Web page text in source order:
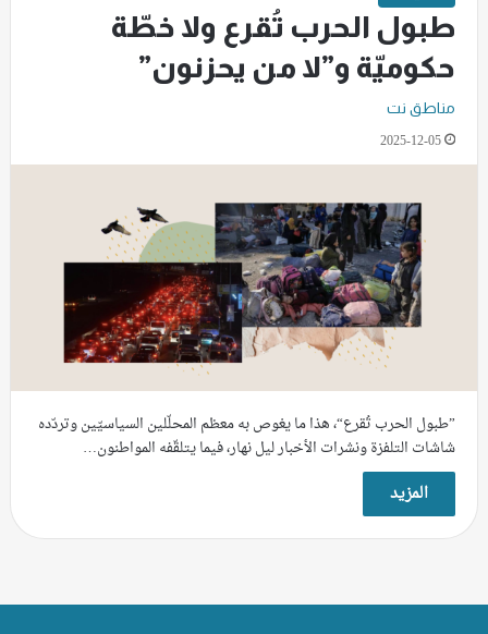
طبول الحرب تُقرع ولا خطّة
حكوميّة و”لا من يحزنون”
مناطق نت
2025-12-05
”طبول الحرب تُقرع“، هذا ما يغوص به معظم المحلّلين السياسيّين وتردّده
شاشات التلفزة ونشرات الأخبار ليل نهار، فيما يتلقّفه المواطنون…
المزيد